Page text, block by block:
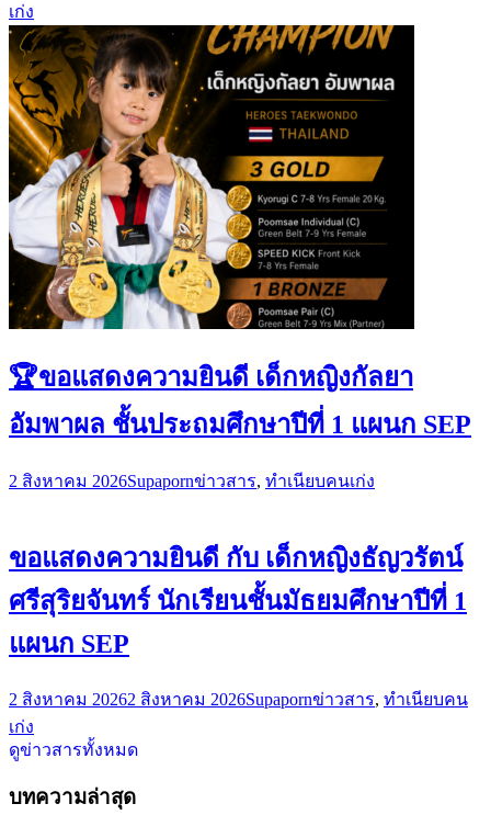
เก่ง
🏆ขอแสดงความยินดี เด็กหญิงกัลยา
อัมพาผล ชั้นประถมศึกษาปีที่ 1 แผนก SEP
2 สิงหาคม 2026Supapornข่าวสาร, ทำเนียบคนเก่ง
ขอแสดงความยินดี กับ เด็กหญิงธัญวรัตน์
ศรีสุริยจันทร์ นักเรียนชั้นมัธยมศึกษาปีที่ 1
แผนก SEP
2 สิงหาคม 20262 สิงหาคม 2026Supapornข่าวสาร, ทำเนียบคน
เก่ง
ดูข่าวสารทั้งหมด
บทความล่าสุด